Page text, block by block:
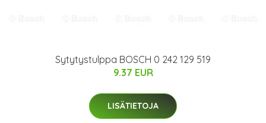
Sytytystulppa BOSCH 0 242 129 519
9.37 EUR
LISÄTIETOJA